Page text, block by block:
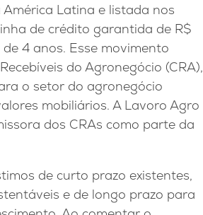
Latina e listada nos
de crédito garantida de R$
4 anos. Esse movimento
do Agronegócio (CRA),
o setor do agronegócio
mobiliários. A Lavoro Agro
dos CRAs como parte da
de curto prazo existentes,
e de longo prazo para